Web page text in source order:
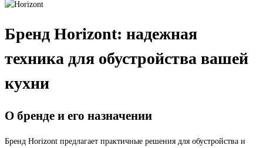
Бренд Horizont: надежная
техника для обустройства вашей
кухни
О бренде и его назначении
Бренд Horizont предлагает практичные решения для обустройства и